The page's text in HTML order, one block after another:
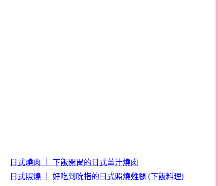
日式燒肉
下飯開胃的日式薑汁燒肉
日式照燒
好吃到吮指的日式照燒雞腿 (下飯料理)